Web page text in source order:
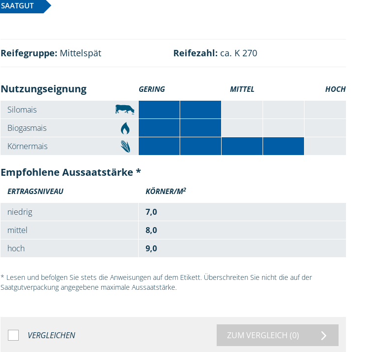
SAATGUT
Reifegruppe: Mittelspät Reifezahl: ca. K 270
Nutzungseignung GERING MITTEL HOCH
Silomais
Biogasmais
Körnermais
Empfohlene Aussaatstärke *
ERTRAGSNIVEAU KÖRNER/M2
niedrig
7,0
mittel
8,0
hoch
9,0
* Lesen und befolgen Sie stets die Anweisungen auf dem Etikett. Überschreiten Sie nicht die auf der
Saatgutverpackung angegebene maximale Aussaatstärke.
VERGLEICHEN ZUM VERGLEICH (0)